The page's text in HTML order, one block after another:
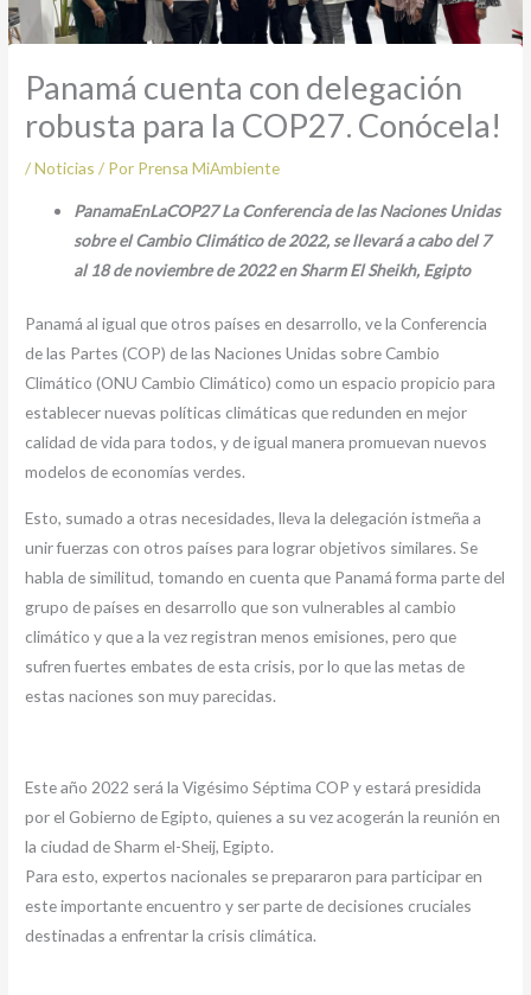
Panamá cuenta con delegación
robusta para la COP27. Conócela!
/Noticias / Por Prensa MiAmbiente
PanamaEnLaCOP27 La Conferencia de las Naciones Unidas
sobre el Cambio Climático de 2022, se llevará a cabo del 7
al 18 de noviembre de 2022 en Sharm El Sheikh, Egipto
Panamá al igual que otros países en desarrollo, ve la Conferencia
de las Partes (COP) de las Naciones Unidas sobre Cambio
Climático (ONU Cambio Climático) como un espacio propicio para
establecer nuevas políticas climáticas que redunden en mejor
calidad de vida para todos, y de igual manera promuevan nuevos
modelos de economías verdes.
Esto, sumado a otras necesidades, lleva la delegación istmeña a
unir fuerzas con otros países para lograr objetivos similares. Se
habla de similitud, tomando en cuenta que Panamá forma parte del
grupo de países en desarrollo que son vulnerables al cambio
climático y que a la vez registran menos emisiones, pero que
sufren fuertes embates de esta crisis, por lo que las metas de
estas naciones son muy parecidas.
Este año 2022 será la Vigésimo Séptima COP y estará presidida
por el Gobierno de Egipto, quienes a su vez acogerán la reunión en
la ciudad de Sharm el-Sheij, Egipto.
Para esto, expertos nacionales se prepararon para participar en
este importante encuentro y ser parte de decisiones cruciales
destinadas a enfrentar la crisis climática.